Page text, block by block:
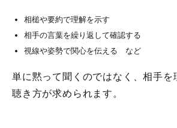
相槌や要約で理解を示す
相手の言葉を繰り返して確認する
視線や姿勢で関心を伝える など
単に黙って聞くのではなく、相手を
聴き方が求められます。